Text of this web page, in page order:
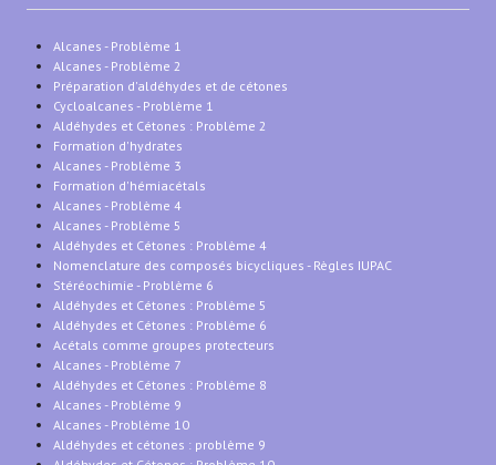
Alcanes - Problème 1
Alcanes - Problème 2
Préparation d'aldéhydes et de cétones
Cycloalcanes - Problème 1
Aldéhydes et Cétones : Problème 2
Formation d'hydrates
Alcanes - Problème 3
Formation d'hémiacétals
Alcanes - Problème 4
Alcanes - Problème 5
Aldéhydes et Cétones : Problème 4
Nomenclature des composés bicycliques - Règles IUPAC
Stéréochimie - Problème 6
Aldéhydes et Cétones : Problème 5
Aldéhydes et Cétones : Problème 6
Acétals comme groupes protecteurs
Alcanes - Problème 7
Aldéhydes et Cétones : Problème 8
Alcanes - Problème 9
Alcanes - Problème 10
Aldéhydes et cétones : problème 9